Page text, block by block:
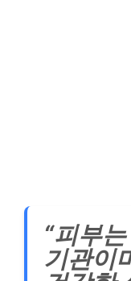
“피부
기관이